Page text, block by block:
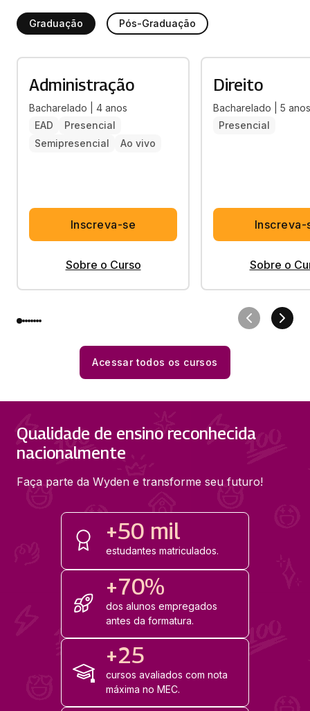
Graduação Pós-Graduação
Administração
Bacharelado | 4 anos
EAD
Presencial
Semipresencial
Ao vivo
Inscreva-se
Sobre o Curso
Direito
Bacharelado | 5 anos
Presencial
Inscreva-
Sobre o
Acessar todos os cursos
Qualidade de ensino reconhecida
nacionalmente
Faça parte da Wyden e transforme seu futuro!
+50 mil
estudantes matriculados.
+70%
dos alunos empregados
antes da formatura.
+25
cursos avaliados com nota
máxima no MEC.